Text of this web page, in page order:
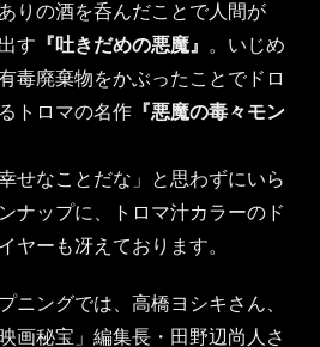
りの酒を呑んだことで人間が
す 『吐きだめの悪魔』
。いじめ
毒廃棄物をかぶったことでドロ
トロマの名作『悪魔の毒々モン
せなことだな」と思わずにいら
ナップに、トロマ汁カラーのド
ヤーも冴えております。
ニングでは、高橋ヨシキさん、
画秘宝」編集長・田野辺尚人さ